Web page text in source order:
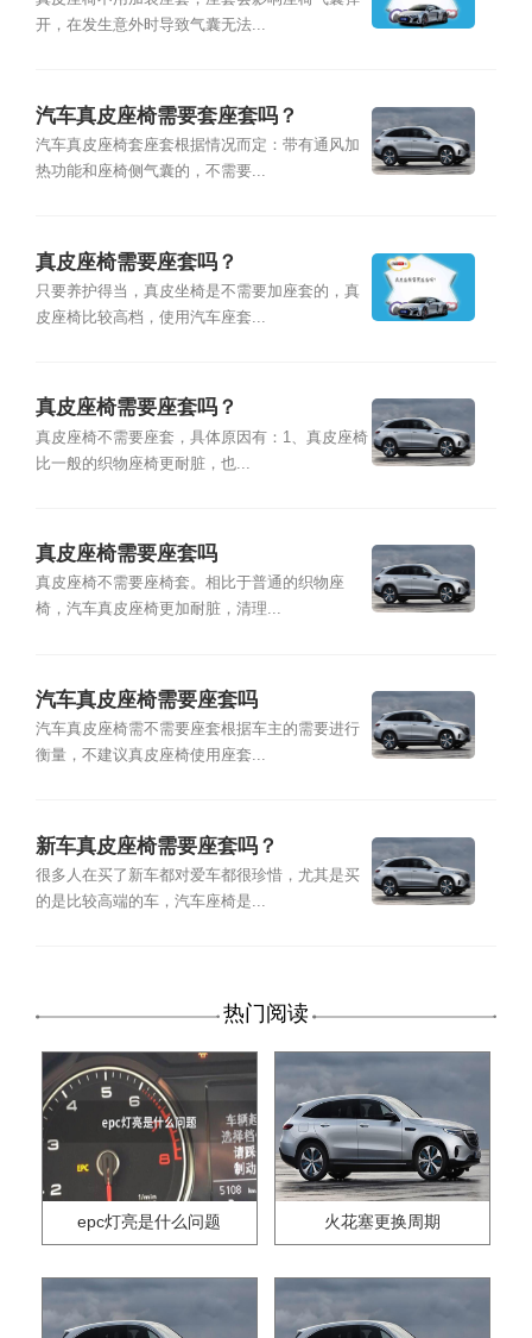
开，在发生意外时导致气囊无法...
汽车真皮座椅需要套座套吗？
汽车真皮座椅套座套根据情况而定：带有通风加
热功能和座椅侧气囊的，不需要...
真皮座椅需要座套吗？
只要养护得当，真皮坐椅是不需要加座套的，真
皮座椅比较高档，使用汽车座套...
真皮座椅需要座套吗？
真皮座椅不需要座套，具体原因有：1、真皮座椅
比一般的织物座椅更耐脏，也...
真皮座椅需要座套吗
真皮座椅不需要座椅套。相比于普通的织物座
椅，汽车真皮座椅更加耐脏，清理...
汽车真皮座椅需要座套吗
汽车真皮座椅需不需要座套根据车主的需要进行
衡量，不建议真皮座椅使用座套...
新车真皮座椅需要座套吗？
很多人在买了新车都对爱车都很珍惜，尤其是买
的是比较高端的车，汽车座椅是...
热门阅读
epc灯亮是什么问题 火花塞更换周期